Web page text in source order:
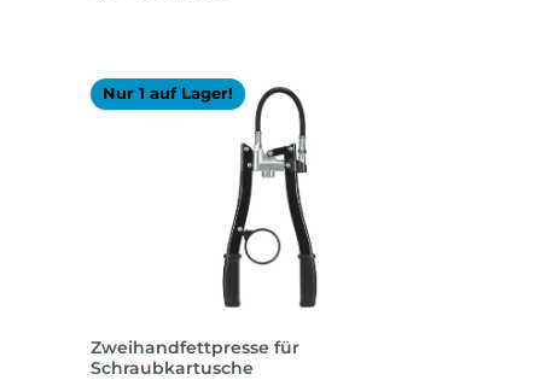
Nur 1 auf Lager!
Zweihandfettpresse für
Schraubkartusche